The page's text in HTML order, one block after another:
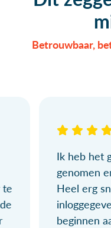
Betrouwbaar,
te
Ik heb het
genomen
Heel erg
beginnen